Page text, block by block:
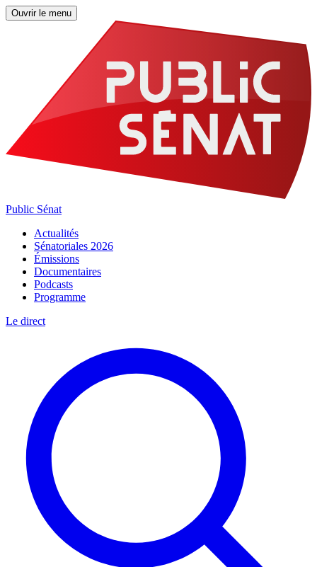
Ouvrir le menu
Public Sénat
Actualités
Sénatoriales 2026
Émissions
Documentaires
Podcasts
Programme
Le direct